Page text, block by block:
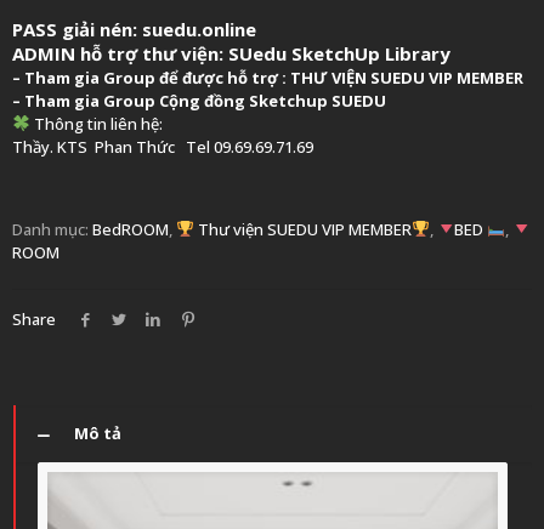
PASS giải nén: suedu.online
ADMIN hỗ trợ thư viện: SUedu SketchUp Library
– Tham gia Group để được hỗ trợ : THƯ VIỆN SUEDU VIP MEMBER
– Tham gia Group Cộng đồng Sketchup SUEDU
Thông tin liên hệ:
Thầy. KTS Phan Thức Tel 09.69.69.71.69
Danh mục: BedROOM, Thư viện SUEDU VIP MEMBER , BED
,
ROOM
Share
Mô tả